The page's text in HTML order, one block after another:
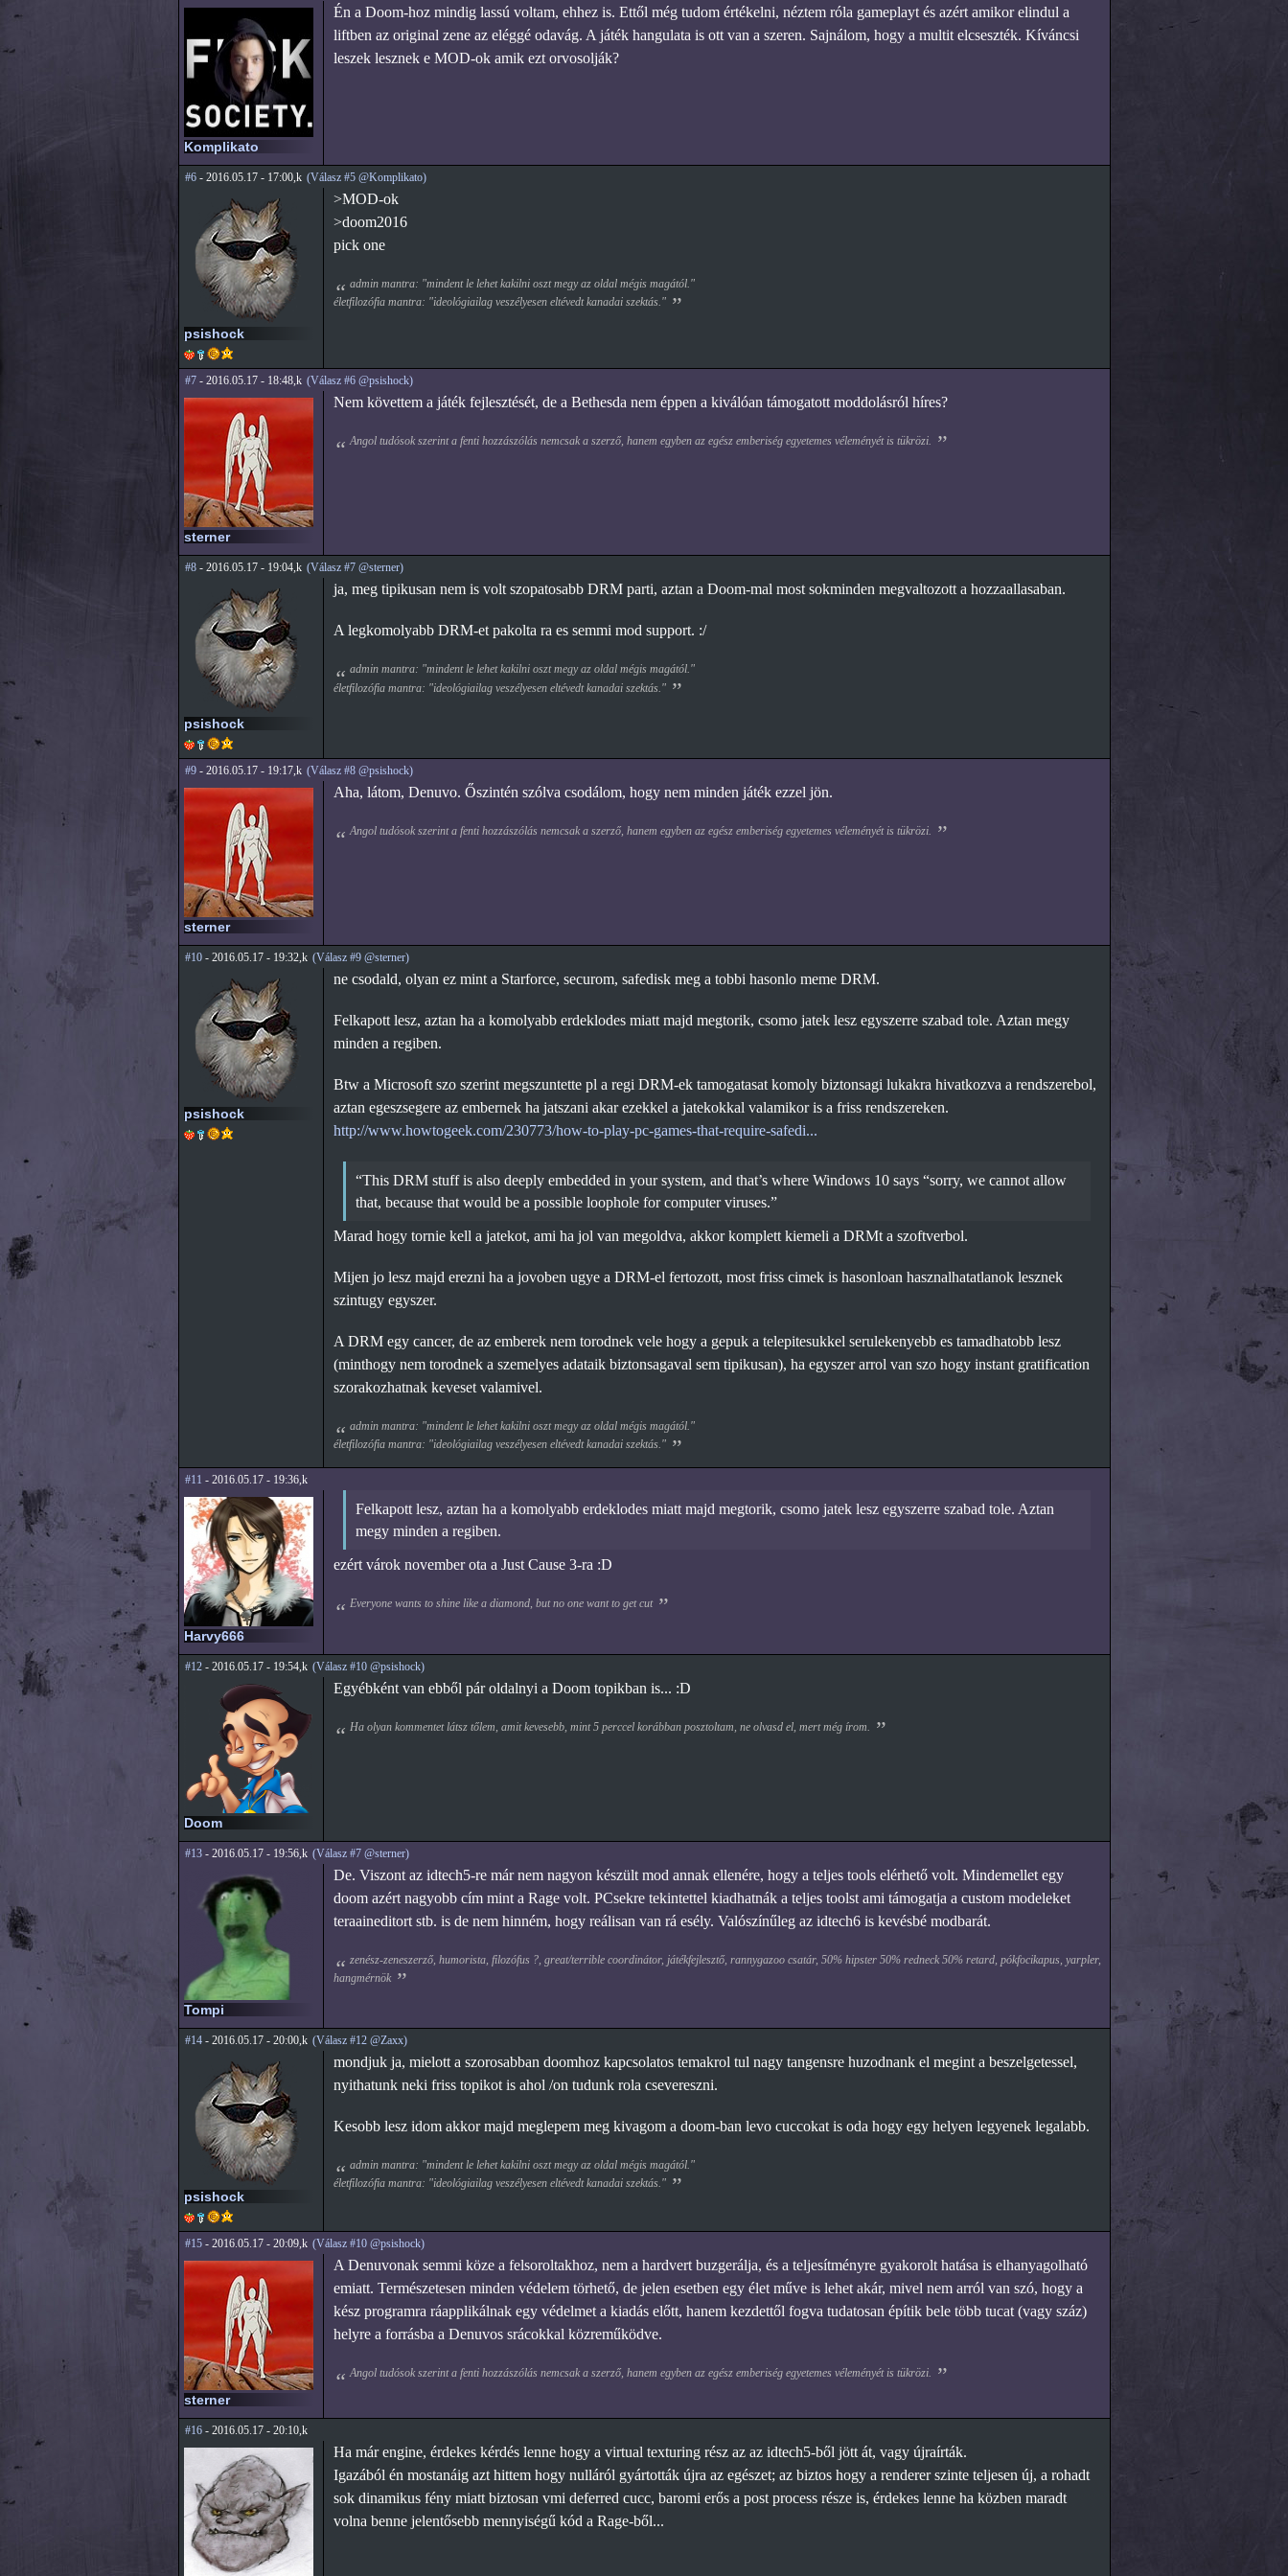
Komplikato
Én a Doom-hoz mindig lassú voltam, ehhez is. Ettől még tudom értékelni, néztem róla gameplayt és azért amikor elindul a
liftben az original zene az eléggé odavág. A játék hangulata is ott van a szeren. Sajnálom, hogy a multit elcseszték. Kíváncsi
leszek lesznek e MOD-ok amik ezt orvosolják?
#6- 2016.05.17 - 17:00,k (Válasz #5 @Komplikato)
psishock
>MOD-ok
>doom2016
pick one
admin mantra: "mindent le lehet kakilni oszt megy az oldal mégis magától."
életfilozófia mantra: "ideológiailag veszélyesen eltévedt kanadai szektás."
#7- 2016.05.17 - 18:48,k (Válasz #6 @psishock)
sterner
Nem követtem a játék fejlesztését, de a Bethesda nem éppen a kiválóan támogatott moddolásról híres?
Angol tudósok szerint a fenti hozzászólás nemcsak a szerző, hanem egyben az egész emberiség egyetemes véleményét is tükrözi.
#8- 2016.05.17 - 19:04,k (Válasz #7 @sterner)
psishock
ja, meg tipikusan nem is volt szopatosabb DRM parti, aztan a Doom-mal most sokminden megvaltozott a hozzaallasaban.
A legkomolyabb DRM-et pakolta ra es semmi mod support. :/
admin mantra: "mindent le lehet kakilni oszt megy az oldal mégis magától."
életfilozófia mantra: "ideológiailag veszélyesen eltévedt kanadai szektás."
#9- 2016.05.17 - 19:17,k (Válasz #8 @psishock)
sterner
Aha, látom, Denuvo. Őszintén szólva csodálom, hogy nem minden játék ezzel jön.
Angol tudósok szerint a fenti hozzászólás nemcsak a szerző, hanem egyben az egész emberiség egyetemes véleményét is tükrözi.
#10- 2016.05.17 - 19:32,k (Válasz #9 @sterner)
psishock
ne csodald, olyan ez mint a Starforce, securom, safedisk meg a tobbi hasonlo meme DRM.
Felkapott lesz, aztan ha a komolyabb erdeklodes miatt majd megtorik, csomo jatek lesz egyszerre szabad tole. Aztan megy
minden a regiben.
Btw a Microsoft szo szerint megszuntette pl a regi DRM-ek tamogatasat komoly biztonsagi lukakra hivatkozva a rendszerebol,
aztan egeszsegere az embernek ha jatszani akar ezekkel a jatekokkal valamikor is a friss rendszereken.
http://www.howtogeek.com/230773/how-to-play-pc-games-that-require-safedi...
“This DRM stuff is also deeply embedded in your system, and that’s where Windows 10 says “sorry, we cannot allow
that, because that would be a possible loophole for computer viruses.”
Marad hogy tornie kell a jatekot, ami ha jol van megoldva, akkor komplett kiemeli a DRMt a szoftverbol.
Mijen jo lesz majd erezni ha a jovoben ugye a DRM-el fertozott, most friss cimek is hasonloan hasznalhatatlanok lesznek
szintugy egyszer.
A DRM egy cancer, de az emberek nem torodnek vele hogy a gepuk a telepitesukkel serulekenyebb es tamadhatobb lesz
(minthogy nem torodnek a szemelyes adataik biztonsagaval sem tipikusan), ha egyszer arrol van szo hogy instant gratification
szorakozhatnak keveset valamivel.
admin mantra: "mindent le lehet kakilni oszt megy az oldal mégis magától."
életfilozófia mantra: "ideológiailag veszélyesen eltévedt kanadai szektás."
#11 - 2016.05.17 - 19:36,k
Harvy666
Felkapott lesz, aztan ha a komolyabb erdeklodes miatt majd megtorik, csomo jatek lesz egyszerre szabad tole. Aztan
megy minden a regiben.
ezért várok november ota a Just Cause 3-ra :D
Everyone wants to shine like a diamond, but no one want to get cut
#12- 2016.05.17 - 19:54,k (Válasz #10 @psishock)
Doom
Egyébként van ebből pár oldalnyi a Doom topikban is... :D
Ha olyan kommentet látsz tőlem, amit kevesebb, mint 5 perccel korábban posztoltam, ne olvasd el, mert még írom.
#13- 2016.05.17 - 19:56,k (Válasz #7 @sterner)
Tompi
De. Viszont az idtech5-re már nem nagyon készült mod annak ellenére, hogy a teljes tools elérhető volt. Mindemellet egy
doom azért nagyobb cím mint a Rage volt. PCsekre tekintettel kiadhatnák a teljes toolst ami támogatja a custom modeleket
teraaineditort stb. is de nem hinném, hogy reálisan van rá esély. Valószínűleg az idtech6 is kevésbé modbarát.
zenész-zeneszerző, humorista, filozófus ?, great/terrible coordinátor, játékfejlesztő, rannygazoo csatár, 50% hipster 50% redneck 50% retard, pókfocikapus, yarpler,
hangmérnök
#14- 2016.05.17 - 20:00,k (Válasz #12 @Zaxx)
psishock
mondjuk ja, mielott a szorosabban doomhoz kapcsolatos temakrol tul nagy tangensre huzodnank el megint a beszelgetessel,
nyithatunk neki friss topikot is ahol /on tudunk rola csevereszni.
Kesobb lesz idom akkor majd meglepem meg kivagom a doom-ban levo cuccokat is oda hogy egy helyen legyenek legalabb.
admin mantra: "mindent le lehet kakilni oszt megy az oldal mégis magától."
életfilozófia mantra: "ideológiailag veszélyesen eltévedt kanadai szektás."
#15- 2016.05.17 - 20:09,k (Válasz #10 @psishock)
sterner
A Denuvonak semmi köze a felsoroltakhoz, nem a hardvert buzgerálja, és a teljesítményre gyakorolt hatása is elhanyagolható
emiatt. Természetesen minden védelem törhető, de jelen esetben egy élet műve is lehet akár, mivel nem arról van szó, hogy a
kész programra ráapplikálnak egy védelmet a kiadás előtt, hanem kezdettől fogva tudatosan építik bele több tucat (vagy száz)
helyre a forrásba a Denuvos srácokkal közreműködve.
Angol tudósok szerint a fenti hozzászólás nemcsak a szerző, hanem egyben az egész emberiség egyetemes véleményét is tükrözi.
#16- 2016.05.17 - 20:10,k
Ha már engine, érdekes kérdés lenne hogy a virtual texturing rész az az idtech5-ből jött át, vagy újraírták.
Igazából én mostanáig azt hittem hogy nulláról gyártották újra az egészet; az biztos hogy a renderer szinte teljesen új, a rohadt
sok dinamikus fény miatt biztosan vmi deferred cucc, baromi erős a post process része is, érdekes lenne ha közben maradt
volna benne jelentősebb mennyiségű kód a Rage-ből...